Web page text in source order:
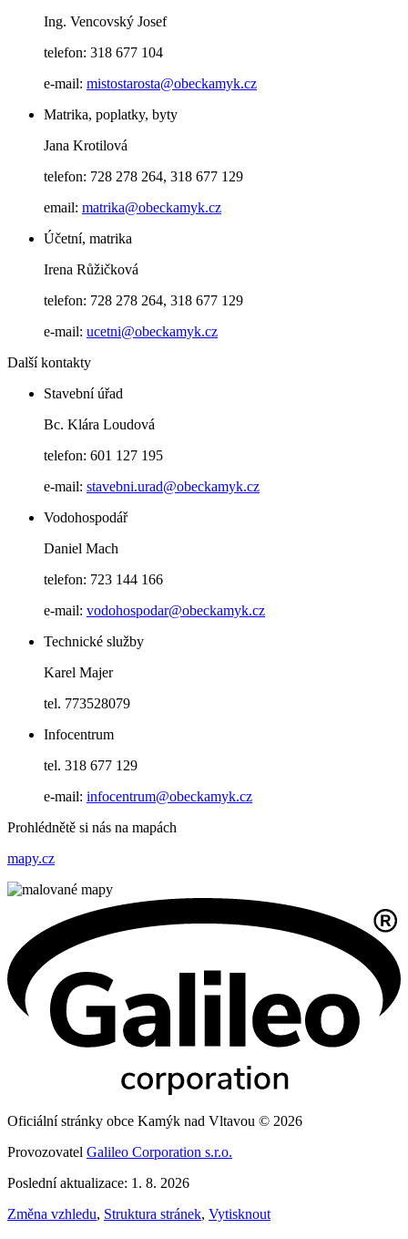
Ing. Vencovský Josef
telefon: 318 677 104
e-mail: mistostarosta@obeckamyk.cz
Matrika, poplatky, byty
Jana Krotilová
telefon: 728 278 264, 318 677 129
email: matrika@obeckamyk.cz
Účetní, matrika
Irena Růžičková
telefon: 728 278 264, 318 677 129
e-mail: ucetni@obeckamyk.cz
Další kontakty
Stavební úřad
Bc. Klára Loudová
telefon: 601 127 195
e-mail: stavebni.urad@obeckamyk.cz
Vodohospodář
Daniel Mach
telefon: 723 144 166
e-mail: vodohospodar@obeckamyk.cz
Technické služby
Karel Majer
tel. 773528079
Infocentrum
tel. 318 677 129
e-mail: infocentrum@obeckamyk.cz
Prohlédnětě si nás na mapách
mapy.cz
Oficiální stránky obce Kamýk nad Vltavou © 2026
Provozovatel Galileo Corporation s.r.o.
Poslední aktualizace: 1. 8. 2026
Změna vzhledu, Struktura stránek, Vytisknout